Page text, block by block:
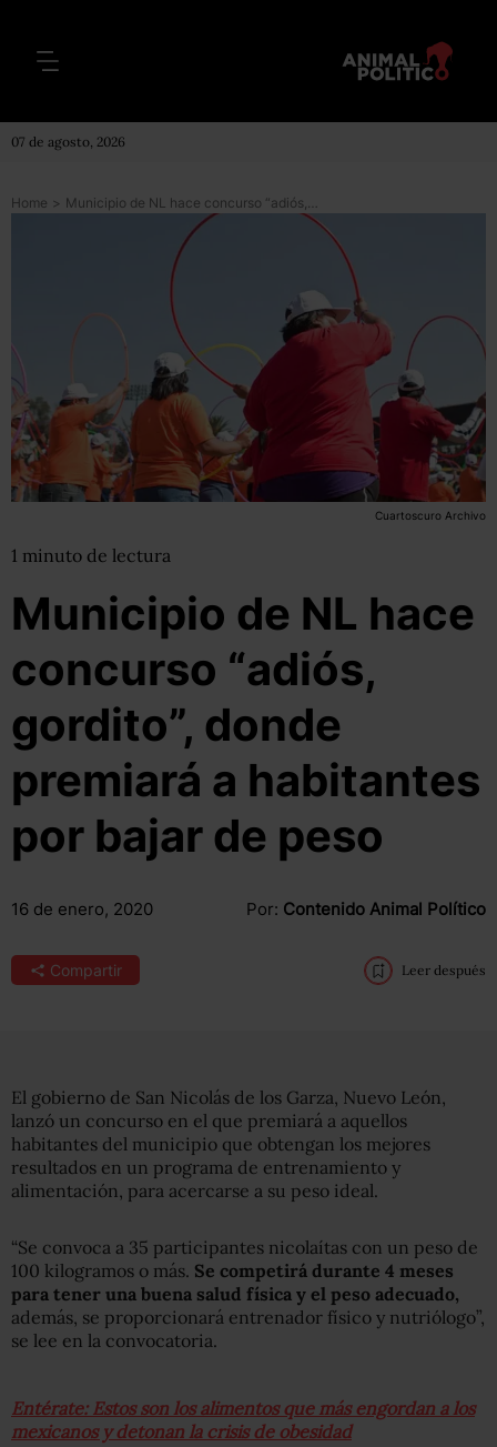
07 de agosto, 2026
Home > Municipio de NL hace concurso “adiós, gordito”, donde premiará a habitantes por bajar de peso
Cuartoscuro Archivo
1 minuto de lectura
Municipio de NL hace
concurso “adiós,
gordito”, donde
premiará a habitantes
por bajar de peso
16 de enero, 2020 Por: Contenido Animal Político
Compartir Leer después
El gobierno de San Nicolás de los Garza, Nuevo León,
lanzó un concurso en el que premiará a aquellos
habitantes del municipio que obtengan los mejores
resultados en un programa de entrenamiento y
alimentación, para acercarse a su peso ideal.
“Se convoca a 35 participantes nicolaítas con un peso de
100 kilogramos o más. Se competirá durante 4 meses
para tener una buena salud física y el peso adecuado,
además, se proporcionará entrenador físico y nutriólogo”,
se lee en la convocatoria.
Entérate: Estos son los alimentos que más engordan a los
mexicanos y detonan la crisis de obesidad